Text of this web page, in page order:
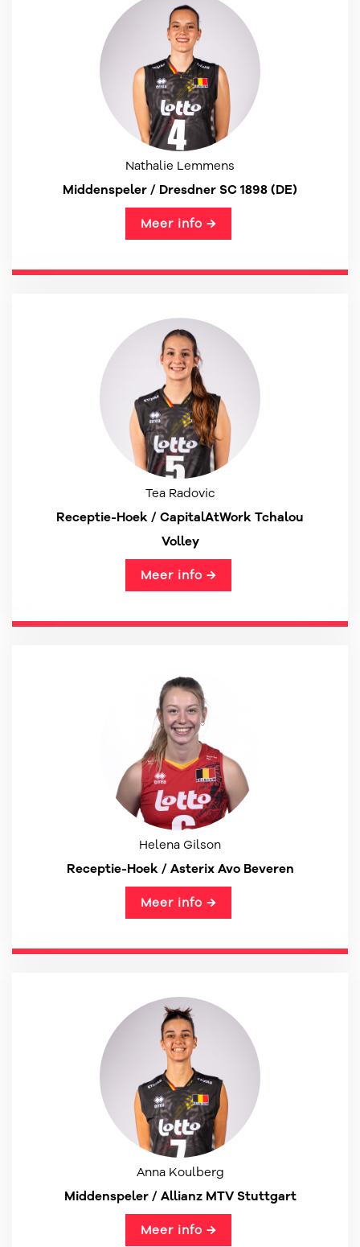
Nathalie Lemmens
Middenspeler / Dresdner SC 1898 (DE)
Meer info →
Tea Radovic
Receptie-Hoek / CapitalAtWork Tchalou
Volley
Meer info →
Helena Gilson
Receptie-Hoek / Asterix Avo Beveren
Meer info →
Anna Koulberg
Middenspeler / Allianz MTV Stuttgart
Meer info →